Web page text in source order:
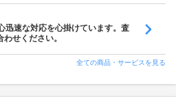
迅速な対応を心掛けています。査
せください。
全ての商品・サービスを見る